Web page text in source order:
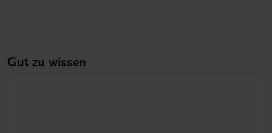
Gut zu wissen